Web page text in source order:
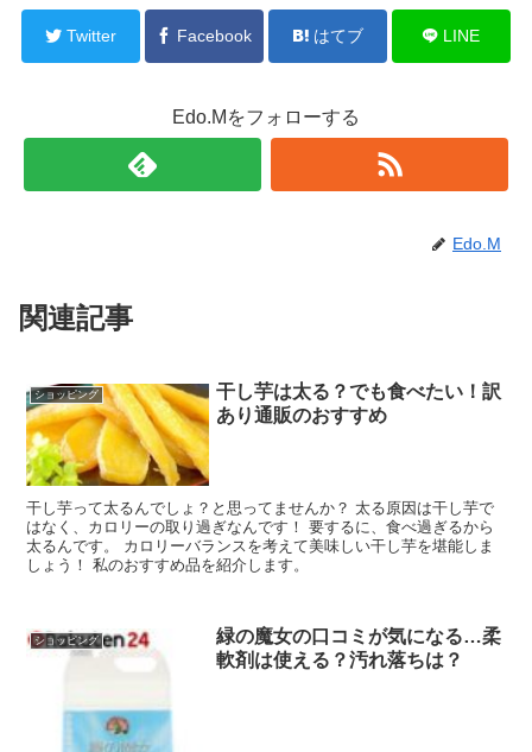
Twitter Facebook はてブ LINE
Edo.Mをフォローする
Edo.M
関連記事
ショッピング
干し芋は太る？でも食べたい！訳
あり通販のおすすめ
干し芋って太るんでしょ？と思ってませんか？ 太る原因は干し芋で
はなく、カロリーの取り過ぎなんです！ 要するに、食べ過ぎるから
太るんです。 カロリーバランスを考えて美味しい干し芋を堪能しま
しょう！ 私のおすすめ品を紹介します。
ショッピング
緑の魔女の口コミが気になる…柔
軟剤は使える？汚れ落ちは？